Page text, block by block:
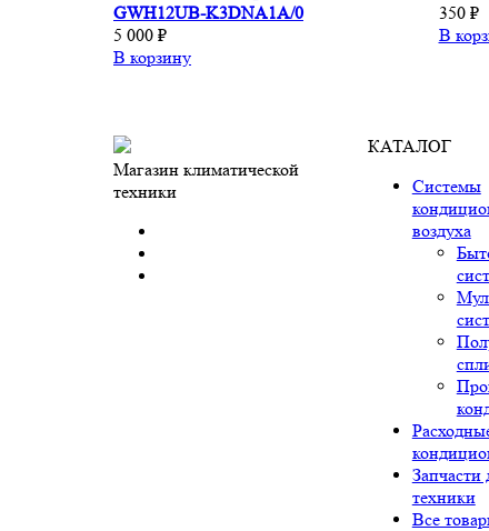
GWH12UB-K3DNA1A/0
5 000 ₽
В корзину
350 ₽
В
Магазин климатической
техники
КАТАЛОГ
Системы
воздуха
Запчасти
техники
Все